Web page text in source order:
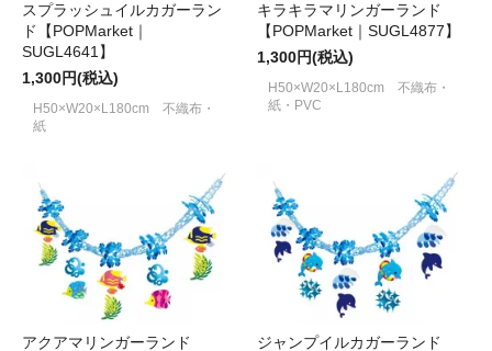
スプラッシュイルカガーラン
ド【POPMarket｜
SUGL4641】
1,300円(税込)
H50×W20×L180cm 不織布・
紙
キラキラマリンガーランド
【POPMarket｜SUGL4877】
1,300円(税込)
H50×W20×L180cm 不織布・
紙・PVC
アクアマリンガーランド
ジャンプイルカガーランド